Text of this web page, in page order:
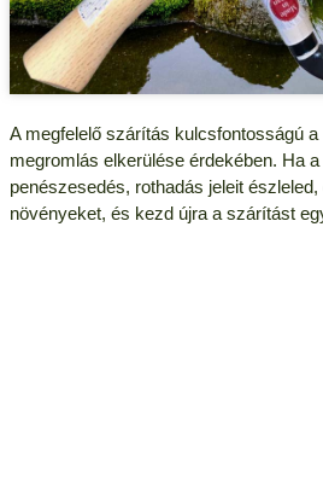
A megfelelő szárítás kulcsfontosságú
megromlás elkerülése érdekében. Ha
penészesedés, rothadás jeleit
növényeket, és kezd újra a szárítást